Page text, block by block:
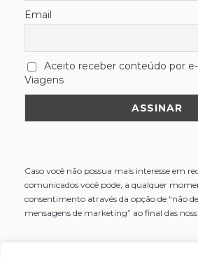
Email
Aceito receber conteúdo por
Viagens
Caso você não possua mais interesse em
comunicados você pode, a qualquer
consentimento através da opção de “não
mensagens de marketing” ao final das